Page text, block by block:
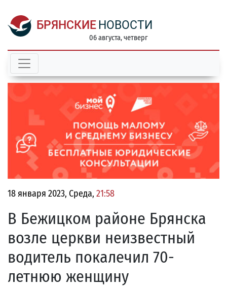
БРЯНСКИЕ НОВОСТИ
06 августа, четверг
18 января 2023, Среда, 21:58
В Бежицком районе Брянска
возле церкви неизвестный
водитель покалечил 70-
летнюю женщину